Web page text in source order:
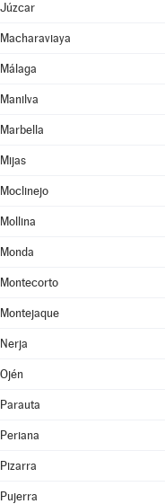
Júzcar
Macharaviaya
Málaga
Manilva
Marbella
Mijas
Moclinejo
Mollina
Monda
Montecorto
Montejaque
Nerja
Ojén
Parauta
Periana
Pizarra
Pujerra